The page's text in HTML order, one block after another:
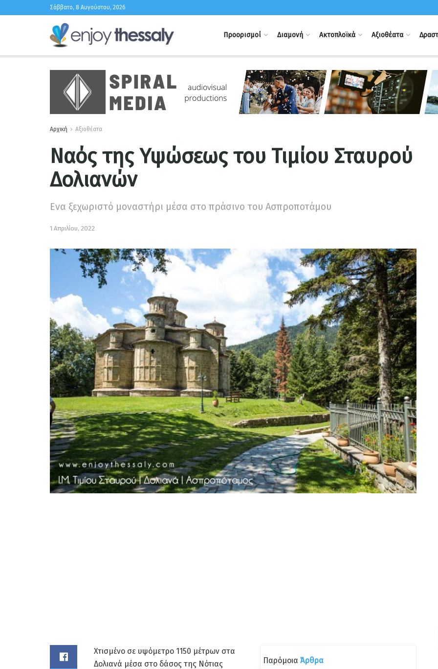
Σάββατο, 8 Αυγούστου, 2026
Προορισμοί Διαμονή Ακτοπλοϊκά Αξιοθέατα
Αρχική Αξιοθέατα
Ναός της Υψώσεως του Τιμίου Σταυρού
Δολιανών
Ενα ξεχωριστό μοναστήρι μέσα στο πράσινο του Ασπροποτάμου
1 Απριλίου, 2022
Παρόμοια Άρθρα
Χτισμένο σε υψόμετρο 1150 μέτρων στα
Δολιανά μέσα στο δάσος της Νότιας